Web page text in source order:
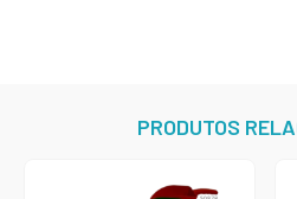
PRODUTOS